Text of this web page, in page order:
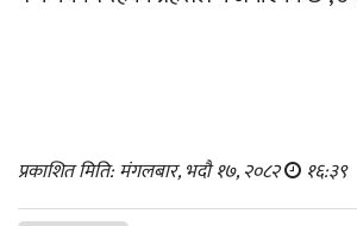
प्रकाशित मिति: मंगलबार, भदौ १७, २०८२ १६:३९